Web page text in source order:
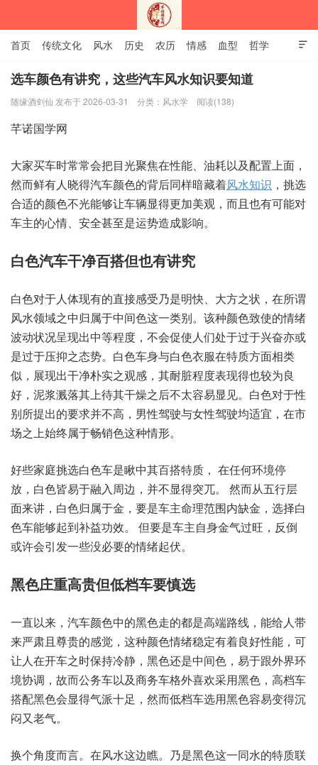

首页 传统文化 风水 历史 农历 情感 血型 哲学
姻缘 12生肖 安易之风水学
选车颜色有讲究，这些汽车风水知识要知道
随缘酒剑仙 发布于 2026-03-31 分类： 风水学 阅读(138)
芊诺国学网
大家买车时常常会把目光聚焦在性能、油耗以及配置上面，
然而鲜有人晓得汽车颜色的背后同样暗藏着风水知识 ，挑选
合适的颜色不光能够让车辆显得更加美观，而且也有可能对
车主的心情、安全甚至是运势造成影响。
白色汽车干净百搭但也有讲究
白色对于人体现有的直接感受乃是明快、大方之状，在所谓
风水领域之中归属于中间色这一类别。该种颜色致使的情绪
波动状况呈现出中等程度，不会促使人们处于过于兴奋亦或
是过于压抑之态势。白色车身与白色衣服在特质方面相类
似，展现出干净朴实之观感，其耐脏程度表现得也较为良
好，泥浆溅落其上待其干燥之后不太容易显见。白色对于性
别所提出的要求并不高，男性驾驶与女性驾驶均适宜，在市
场之上始终属于畅销色这种情形。
好些家庭挑选白色车是瞅中其百搭特质， 在任何环境停
放，白色皆易于融入周边，并不显得突兀。 然而从五行层
面来讲，白色归属于金，要是车主命理范围内缺金，选择白
色车能够起到补益功效。 但要是车主自身金气过旺，反倒
或许会引发一些没必要的情绪起伏。
黑色庄重高贵但低档车要慎选
一直以来，汽车颜色中的黑色走的都是高端路线，能给人带
来严肃且尊贵的感觉，这种颜色情绪稳定有着良好性能，可
让人在开车之时保持冷静，黑色还是中间色，易于跟外界环
境协调，故而公务车以及商务车格外喜欢采用黑色，高档车
搭配黑色会显得气派十足，然而低档车选用黑色容易变得沉
闷又老气。
换个角度而言。在风水这边瞧。乃是黑色这一同水的特质联